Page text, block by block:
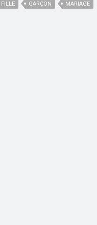
FILLE GARÇON
MARIAGE